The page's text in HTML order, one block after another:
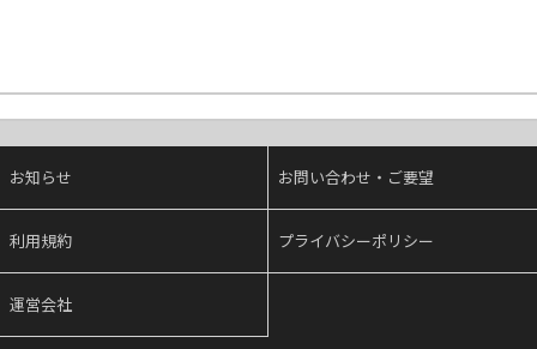
お知らせ お問い合わせ・ご要望
利用規約 プライバシーポリシー
運営会社